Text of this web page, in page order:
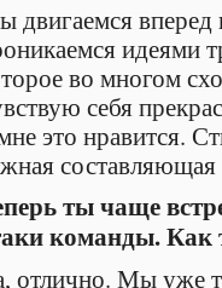
двигаемся
идеями
во многом
себя
это нравится.
ты чаще
команды. Как
отлично. Мы уже